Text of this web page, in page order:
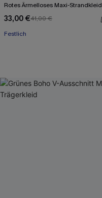
Rotes Ärmelloses Maxi-Strandkleid
33,00 €41,00 €
Festlich